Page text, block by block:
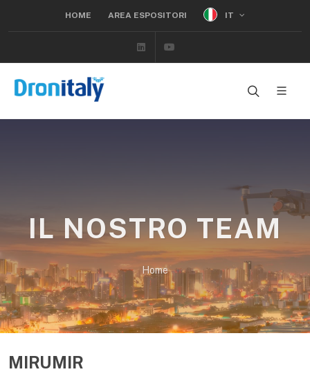
HOME AREA ESPOSITORI IT
Linkedin
IL NOSTRO TEAM
Home
MIRUMIR